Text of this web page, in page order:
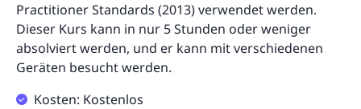
Practitioner Standards (2013) verwendet werden.
Dieser Kurs kann in nur 5 Stunden oder weniger
absolviert werden, und er kann mit verschiedenen
Geräten besucht werden.
Kosten: Kostenlos